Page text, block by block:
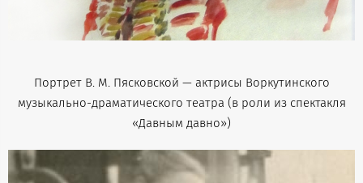
Портрет В. М. Пясковской — актрисы Воркутинского
музыкально-драматического театра (в роли из спектакля
«Давным давно»)